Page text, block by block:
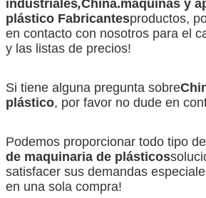
industriales,China.máquinas y
plástico Fabricantesproductos,
en contacto con nosotros para el
y las listas de precios!
Si tiene alguna pregunta sobre
plástico, por favor no dude en
Podemos proporcionar todo tipo de
de maquinaria de plásticos
satisfacer sus demandas
en una sola compra!